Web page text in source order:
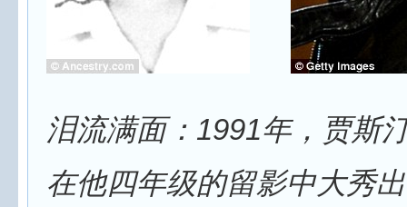
泪流满面：1991年，贾斯
在他四年级的留影中大秀